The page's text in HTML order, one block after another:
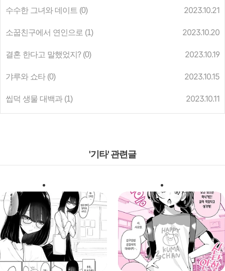
수수한 그녀와 데이트 (0) 2023.10.21
소꿉친구에서 연인으로 (1) 2023.10.20
결혼 한다고 말했었지? (0) 2023.10.19
갸루와 쇼타 (0) 2023.10.15
씹덕 생물 대백과 (1) 2023.10.11
'기타' 관련글